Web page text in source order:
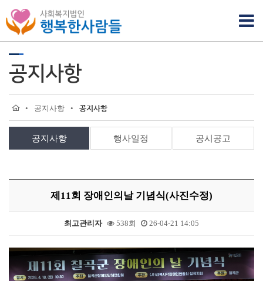
공지사항
• 공지사항 • 공지사항
공지사항 행사일정 공시공고
제11회 장애인의날 기념식(사진수정)
최고관리자 538회 26-04-21 14:05
본문